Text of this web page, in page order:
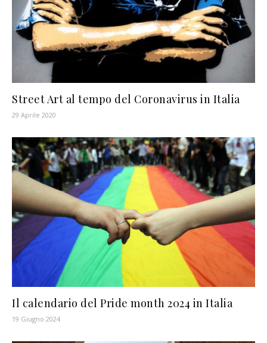
Street Art al tempo del Coronavirus in Italia
29 Aprile 2020
Il calendario del Pride month 2024 in Italia
19 Giugno 2024